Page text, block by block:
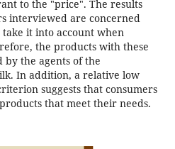
to the "price". The results
interviewed are concerned
it into account when
the products with these
by the agents of the
In addition, a relative low
suggests that consumers
that meet their needs.